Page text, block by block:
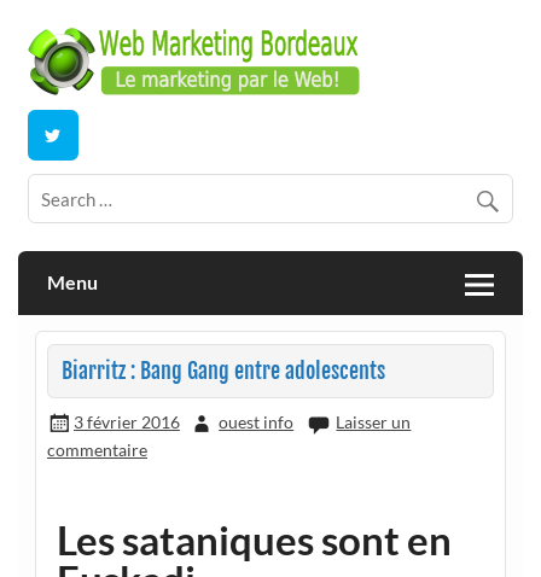
content
Webmarketing Bordeaux
E-commerce | ERP/CRM Dolibarr | Bordeaux
Menu
Biarritz : Bang Gang entre adolescents
3 février 2016 ouest info
Laisser un
commentaire
Les sataniques sont en